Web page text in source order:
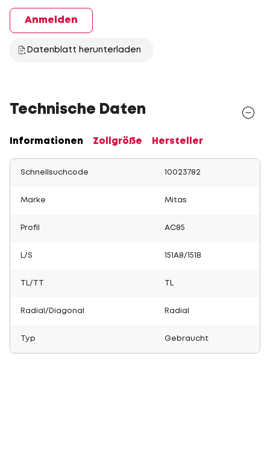
Anmelden
Datenblatt herunterladen
Technische Daten
Informationen Zollgröße Hersteller
Schnellsuchcode 10023782
Marke Mitas
Profil AC85
L/S 151A8/151B
TL/TT
Radial/Diagonal Radial
Typ Gebraucht